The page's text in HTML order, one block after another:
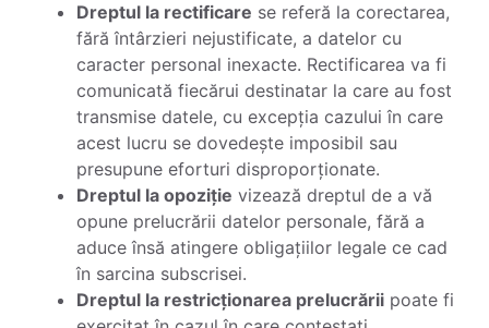
Dreptul la rectificare se referă la corectarea,
fără întârzieri nejustificate, a datelor cu
caracter personal inexacte. Rectificarea va fi
comunicată fiecărui destinatar la care au fost
transmise datele, cu excepția cazului în care
acest lucru se dovedește imposibil sau
presupune eforturi disproporționate.
Dreptul la opoziție vizează dreptul de a vă
opune prelucrării datelor personale, fără a
aduce însă atingere obligațiilor legale ce cad
în sarcina subscrisei.
Dreptul la restricționarea prelucrării poate fi